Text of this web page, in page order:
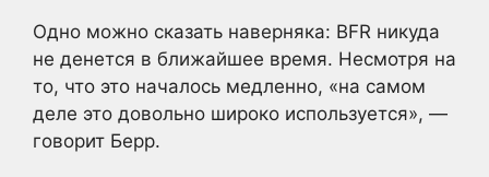
Одно можно сказать наверняка: BFR никуда
не денется в ближайшее время. Несмотря на
то, что это началось медленно, «на самом
деле это довольно широко используется», —
говорит Берр.